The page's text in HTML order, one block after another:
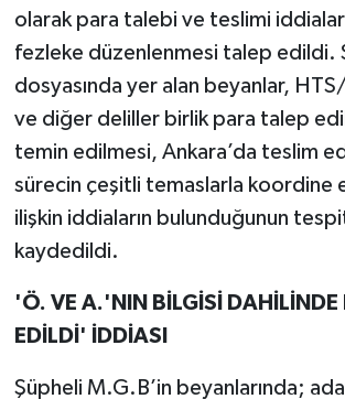
olarak para talebi ve teslimi
fezleke düzenlenmesi talep edildi.
dosyasında yer alan beyanlar,
ve diğer deliller birlik para talep
temin edilmesi, Ankara’da teslim
sürecin çeşitli temaslarla koordine
ilişkin iddiaların bulunduğunun
kaydedildi.
'Ö. VE A.'NIN BİLGİSİ DAHİLİNDE
EDİLDİ' İDDİASI
Şüpheli M.G.B’in beyanlarında;